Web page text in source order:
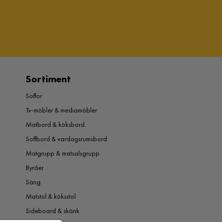
Sortiment
Soffor
Tv-möbler & mediamöbler
Matbord & köksbord
Soffbord & vardagsrumsbord
Matgrupp & matsalsgrupp
Byråer
Säng
Matstol & köksstol
Sideboard & skänk